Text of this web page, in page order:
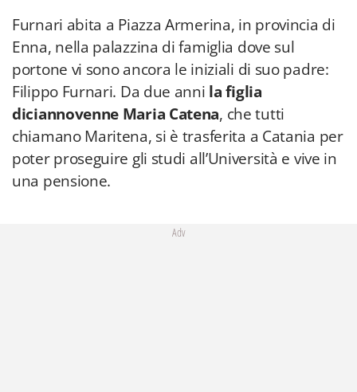
Furnari abita a Piazza Armerina, in provincia di
Enna, nella palazzina di famiglia dove sul
portone vi sono ancora le iniziali di suo padre:
Filippo Furnari. Da due anni la figlia
diciannovenne Maria Catena, che tutti
chiamano Maritena, si è trasferita a Catania per
poter proseguire gli studi all’Università e vive in
una pensione.
Adv